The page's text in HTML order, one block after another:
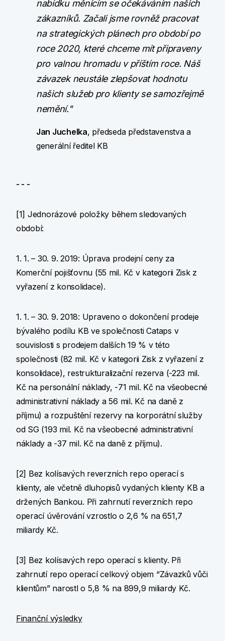
nabídku měnícím se očekáváním našich
zákazníků. Začali jsme rovněž pracovat
na strategických plánech pro období po
roce 2020, které chceme mít připraveny
pro valnou hromadu v příštím roce. Náš
závazek neustále zlepšovat hodnotu
našich služeb pro klienty se samozřejmě
nemění."
Jan Juchelka, předseda představenstva a
generální ředitel KB
- - -
[1] Jednorázové položky během sledovaných
období:
1. 1. – 30. 9. 2019: Úprava prodejní ceny za
Komerční pojišťovnu (55 mil. Kč v kategorii Zisk z
vyřazení z konsolidace).
1. 1. – 30. 9. 2018: Upraveno o dokončení prodeje
bývalého podílu KB ve společnosti Cataps v
souvislosti s prodejem dalších 19 % v této
společnosti (82 mil. Kč v kategorii Zisk z vyřazení z
konsolidace), restrukturalizační rezerva (-223 mil.
Kč na personální náklady, -71 mil. Kč na všeobecné
administrativní náklady a 56 mil. Kč na daně z
příjmu) a rozpuštění rezervy na korporátní služby
od SG (193 mil. Kč na všeobecné administrativní
náklady a -37 mil. Kč na daně z příjmu).
[2] Bez kolísavých reverzních repo operací s
klienty, ale včetně dluhopisů vydaných klienty KB a
držených Bankou. Při zahrnutí reverzních repo
operací úvěrování vzrostlo o 2,6 % na 651,7
miliardy Kč.
[3] Bez kolísavých repo operací s klienty. Při
zahrnutí repo operací celkový objem “Závazků vůči
klientům” narostl o 5,8 % na 899,9 miliardy Kč.
Finanční výsledky